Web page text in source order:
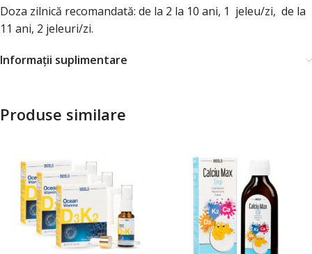
Doza zilnică recomandată: de la 2 la 10 ani, 1 jeleu/zi, de la
11 ani, 2 jeleuri/zi.
Informații suplimentare
Produse similare